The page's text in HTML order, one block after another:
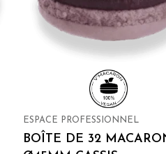
ESPACE PROFESSIONNEL
BOÎTE DE 32